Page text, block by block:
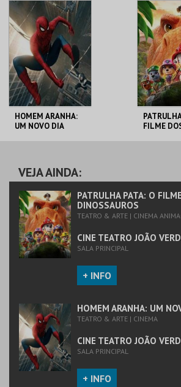
CINE TEATRO JOÃO
VERDE
MAIS INFO
COMPRAR
CINE
VERDE
MAIS
HOMEM ARANHA:
UM NOVO DIA
VERDE
MAIS INFO
COMPRAR
FILME
MAIS
VEJA AINDA:
PATRULHA PATA: O
DINOSSAUROS
TEATRO & ARTE | CINEMA
CINE TEATRO JOÃO
SALA PRINCIPAL
+ INFO
HOMEM ARANHA: UM
TEATRO & ARTE | CINEMA
CINE TEATRO JOÃO
SALA PRINCIPAL
+ INFO